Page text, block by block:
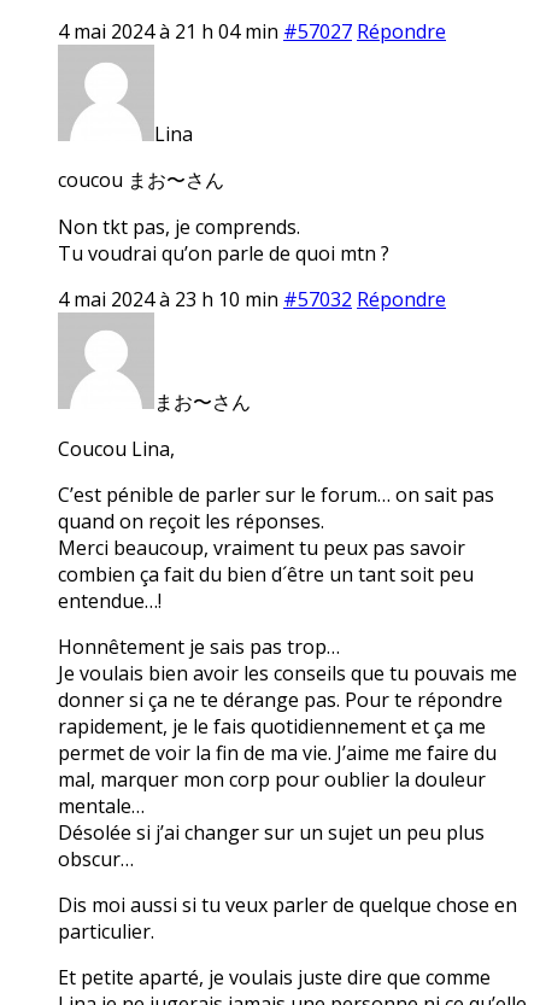
4 mai 2024 à 21 h 04 min #57027 Répondre
Lina
coucou まお〜さん
Non tkt pas, je comprends.
Tu voudrai qu’on parle de quoi mtn ?
4 mai 2024 à 23 h 10 min #57032 Répondre
まお〜さん
Coucou Lina,
C’est pénible de parler sur le forum… on sait pas
quand on reçoit les réponses.
Merci beaucoup, vraiment tu peux pas savoir
combien ça fait du bien d´être un tant soit peu
entendue…!
Honnêtement je sais pas trop…
Je voulais bien avoir les conseils que tu pouvais me
donner si ça ne te dérange pas. Pour te répondre
rapidement, je le fais quotidiennement et ça me
permet de voir la fin de ma vie. J’aime me faire du
mal, marquer mon corp pour oublier la douleur
mentale…
Désolée si j’ai changer sur un sujet un peu plus
obscur…
Dis moi aussi si tu veux parler de quelque chose en
particulier.
Et petite aparté, je voulais juste dire que comme